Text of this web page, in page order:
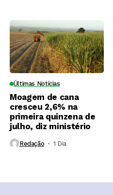
Últimas Notícias
Moagem de cana
cresceu 2,6% na
primeira quinzena de
julho, diz ministério
Redação 1 Dia ⁮